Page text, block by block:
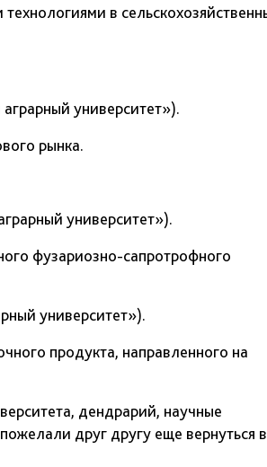
в
университет»).
рынка.
университет»).
фузариозно-сапротрофного
университет»).
продукта, направленного на
дендрарий, научные
друг другу еще вернуться в